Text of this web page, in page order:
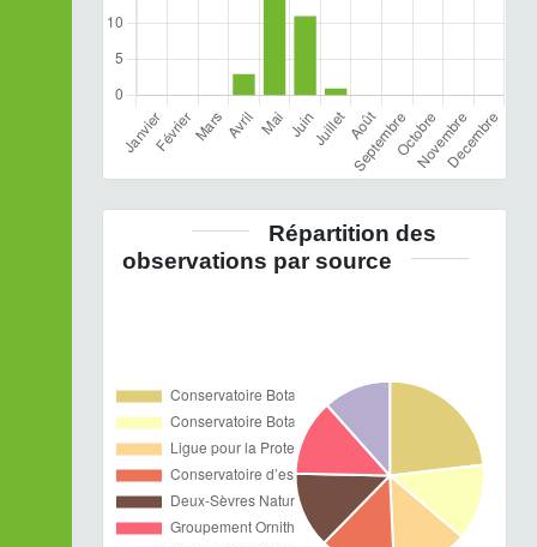
Répartition des
observations par source